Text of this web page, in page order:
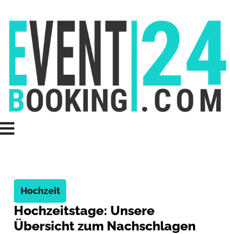
Hochzeit
Hochzeitstage: Unsere
Übersicht zum Nachschlagen